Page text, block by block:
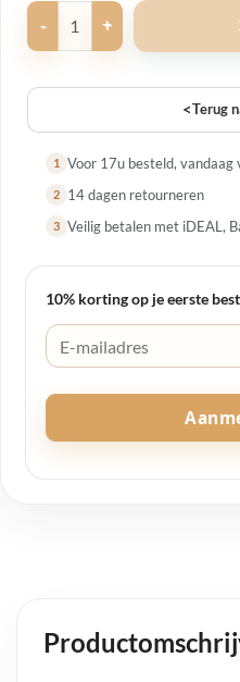
Kort Jack Beige aantal
<Terug
1 Voor 17u besteld, vandaag
2 14 dagen retourneren
3 Veilig betalen met iDEAL,
10% korting op je eerste